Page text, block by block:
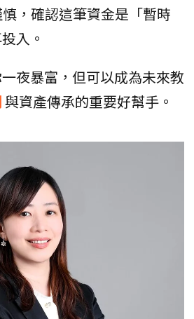
，確認這筆資金是「暫時
入。
夜暴富，但可以成為未來教
與資產傳承的重要好幫手。